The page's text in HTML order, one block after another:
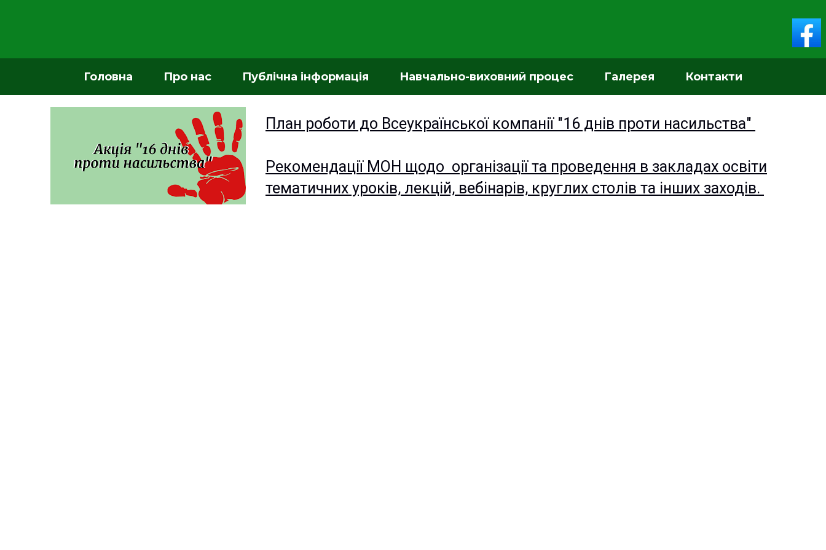
Головна Про нас Публічна інформація Навчально-виховний процес Галерея Контакти
План роботи до Всеукраїнської компанії "16 днів проти насильства"
Рекомендації МОН щодо організації та проведення в закладах освіти
тематичних уроків, лекцій, вебінарів, круглих столів та інших заходів.